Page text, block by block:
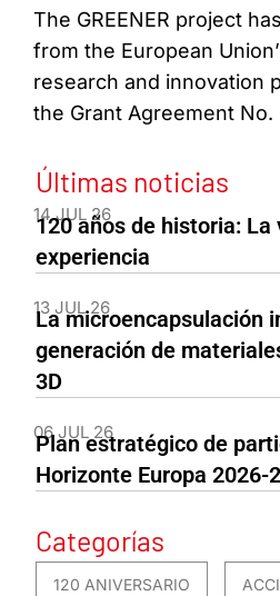
The GREENER project
from the European
research and innovation
the Grant Agreement No.
Últimas noticias
14 JUL 26
120 años de historia: La
experiencia
13 JUL 26
La microencapsulación
generación de
3D
06 JUL 26
Plan estratégico de
Horizonte Europa 2026-
Categorías
120 ANIVERSARIO